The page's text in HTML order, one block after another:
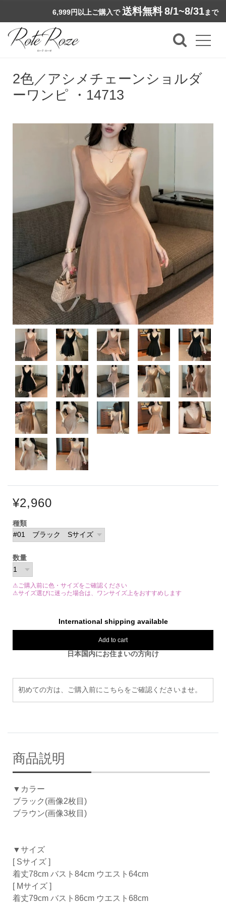
6,999円以上ご購入で 送料無料8/1~8/31まで
2色／アシメチェーンショルダ
ーワンピ ・14713
¥2,960
種類
数量
⚠ご購入前に色・サイズをご確認ください
⚠サイズ選びに迷った場合は、ワンサイズ上をおすすめします
International shipping available
Add to cart
日本国内にお住まいの方向け
初めての方は、ご購入前にこちらをご確認くださいませ。
商品説明
▼カラー
ブラック(画像2枚目)
ブラウン(画像3枚目)
▼サイズ
[ Sサイズ ]
着丈78cm バスト84cm ウエスト64cm
[ Mサイズ ]
着丈79cm バスト86cm ウエスト68cm